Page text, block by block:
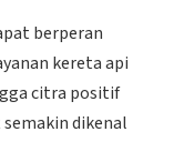
berperan
kereta api
citra positif
dikenal